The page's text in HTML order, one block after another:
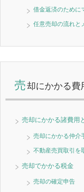
借金返済のために
任意売却の流れと
売却にかかる費
売却にかかる諸費用
売却にかかる仲介
不動産売買取引を
売却でかかる税金
売却の確定申告